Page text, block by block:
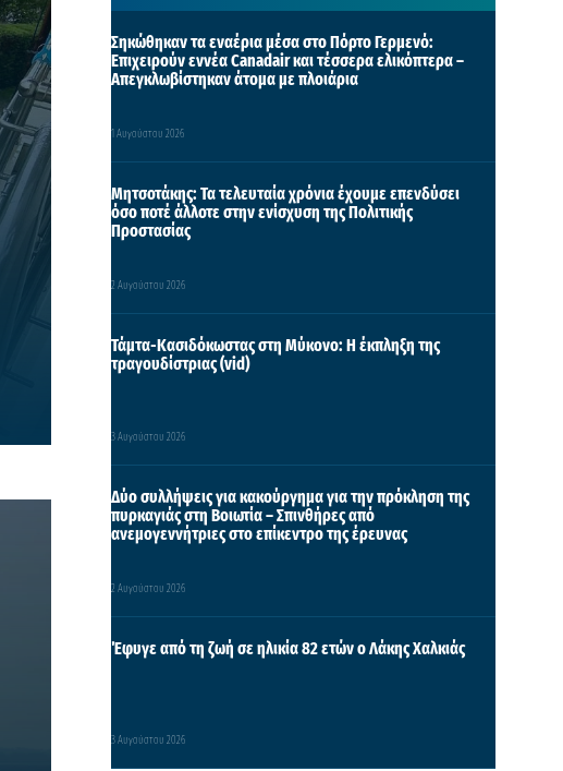
Σηκώθηκαν τα εναέρια μέσα στο Πόρτο Γερμενό:
Επιχειρούν εννέα Canadair και τέσσερα ελικόπτερα –
Απεγκλωβίστηκαν άτομα με πλοιάρια
1 Αυγούστου 2026
Μητσοτάκης: Τα τελευταία χρόνια έχουμε επενδύσει
όσο ποτέ άλλοτε στην ενίσχυση της Πολιτικής
Προστασίας
2 Αυγούστου 2026
Τάμτα-Κασιδόκωστας στη Μύκονο: Η έκπληξη της
τραγουδίστριας (vid)
3 Αυγούστου 2026
Δύο συλλήψεις για κακούργημα για την πρόκληση της
πυρκαγιάς στη Βοιωτία – Σπινθήρες από
ανεμογεννήτριες στο επίκεντρο της έρευνας
2 Αυγούστου 2026
Έφυγε από τη ζωή σε ηλικία 82 ετών ο Λάκης Χαλκιάς
3 Αυγούστου 2026